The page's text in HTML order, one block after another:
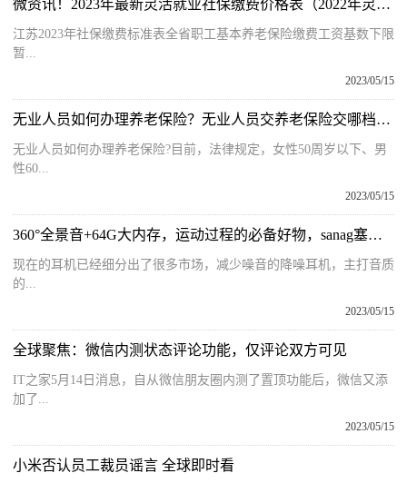
微资讯！2023年最新灵活就业社保缴费价格表（2022年灵活就业人员社保缴费标准）
江苏2023年社保缴费标准表全省职工基本养老保险缴费工资基数下限
暂...
2023/05/15
无业人员如何办理养老保险？无业人员交养老保险交哪档最划算？
无业人员如何办理养老保险?目前，法律规定，女性50周岁以下、男
性60...
2023/05/15
360°全景音+64G大内存，运动过程的必备好物，sanag塞那A50S耳机
现在的耳机已经细分出了很多市场，减少噪音的降噪耳机，主打音质
的...
2023/05/15
全球聚焦：微信内测状态评论功能，仅评论双方可见
IT之家5月14日消息，自从微信朋友圈内测了置顶功能后，微信又添
加了...
2023/05/15
小米否认员工裁员谣言 全球即时看